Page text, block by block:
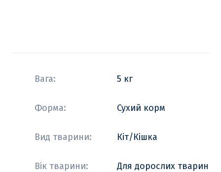
Вага: 5 кг
Форма: Сухий корм
Вид тварини: Кіт/Кішка
Вік тварини: Для дорослих тварин